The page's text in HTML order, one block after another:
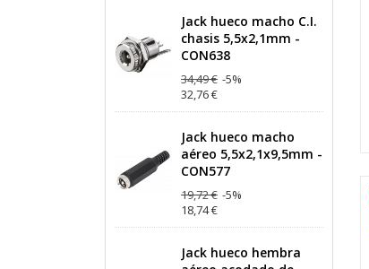
Jack hueco macho C.I.
chasis 5,5x2,1mm -
CON638
34,49 € -5%
32,76 €
Jack hueco macho
aéreo 5,5x2,1x9,5mm -
CON577
19,72 € -5%
18,74 €
Jack hueco hembra